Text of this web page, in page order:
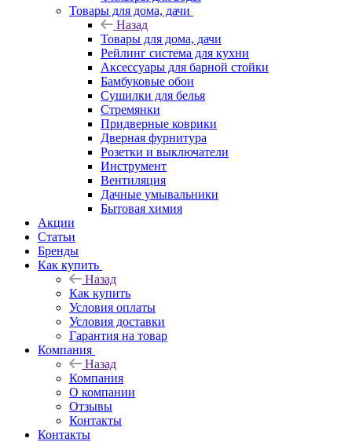
Товары для дома, дачи
Назад
Товары для дома, дачи
Рейлинг система для кухни
Аксессуары для барной стойки
Бамбуковые обои
Сушилки для белья
Стремянки
Придверные коврики
Дверная фурнитура
Розетки и выключатели
Инструмент
Вентиляция
Дачные умывальники
Бытовая химия
Акции
Статьи
Бренды
Как купить
Назад
Как купить
Условия оплаты
Условия доставки
Гарантия на товар
Компания
Назад
Компания
О компании
Отзывы
Контакты
Контакты